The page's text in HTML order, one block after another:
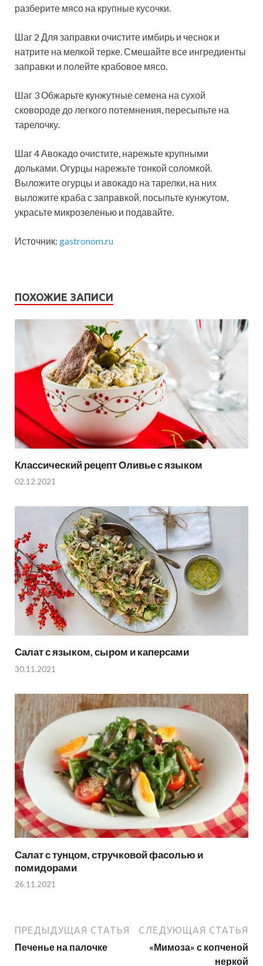
разберите мясо на крупные кусочки.
Шаг 2 Для заправки очистите имбирь и чеснок и
натрите на мелкой терке. Смешайте все ингредиенты
заправки и полейте крабовое мясо.
Шаг 3 Обжарьте кунжутные семена на сухой
сковороде до легкого потемнения, пересыпьте на
тарелочку.
Шаг 4 Авокадо очистите, нарежьте крупными
дольками. Огурцы нарежьте тонкой соломкой.
Выложите огурцы и авокадо на тарелки, на них
выложите краба с заправкой, посыпьте кунжутом,
украсьте микрозеленью и подавайте.
Источник: gastronom.ru
ПОХОЖИЕ ЗАПИСИ
Классический рецепт Оливье с языком
02.12.2021
Салат с языком, сыром и каперсами
30.11.2021
Салат с тунцом, стручковой фасолью и
помидорами
26.11.2021
ПРЕДЫДУЩАЯ СТАТЬЯ
Печенье на палочке
СЛЕДУЮЩАЯ СТАТЬЯ
«Мимоза» с копченой
неркой